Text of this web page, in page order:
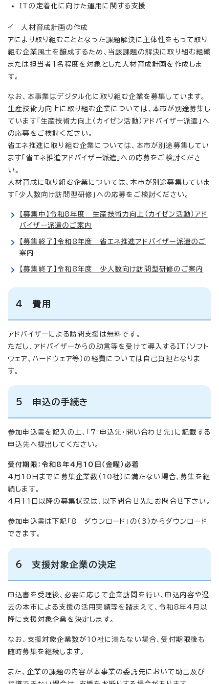
ITの定着化に向けた運用に関する支援
イ 人材育成計画の作成
アにより取り組むこととなった課題解決に主体性をもって取り
組む企業風土を醸成するため、当該課題の解決に取り組む組織
または担当者1名程度を対象とした人材育成計画を作成しま
す。
なお、本事業はデジタル化に取り組む企業を募集しています。
生産技術力向上に取り組む企業については、本市が別途募集し
ています「生産技術力向上（カイゼン活動）アドバイザー派遣」へ
の応募をご検討ください。
省エネ推進に取り組む企業については、本市が別途募集してい
ます「省エネ推進アドバイザー派遣」への応募をご検討くださ
い。
人材育成に取り組む企業については、本市が別途募集していま
す「少人数向け訪問型研修」への応募をご検討ください。
【募集中】令和8年度 生産技術力向上（カイゼン活動）アド
バイザー派遣のご案内
【募集終了】令和8年度 省エネ推進アドバイザー派遣のご
案内
【募集終了】令和8年度 少人数向け訪問型研修のご案内
4 費用
アドバイザーによる訪問支援は無料です。
ただし、アドバイザーからの助言等を受けて導入するIT（ソフト
ウェア、ハードウェア等）の経費については自己負担となりま
す。
5 申込の手続き
参加申込書を記入の上、「7 申込先・問い合わせ先」に記載する
申込先へ提出してください。
受付期限：令和8年4月10日（金曜）必着
4月10日までに募集企業数（10社）に満たない場合、募集を継
続します。
4月11日以降の募集状況は、以下問合せ先にお問合せ下さい。
参加申込書は下記「8 ダウンロード」の（3）からダウンロード
できます。
6 支援対象企業の決定
申込書を受理後、必要に応じて企業訪問を行い、申込内容や過
去の本市による支援の活用実績等を踏まえて、令和8年4月以
降に支援対象企業を決定します。
なお、支援対象企業数が10社に満たない場合、受付期限後も
随時募集を継続します。
また、企業の課題の内容が本事業の委託先において助言及び